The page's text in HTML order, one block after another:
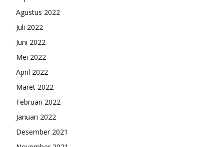
Agustus 2022
Juli 2022
Juni 2022
Mei 2022
April 2022
Maret 2022
Februari 2022
Januari 2022
Desember 2021